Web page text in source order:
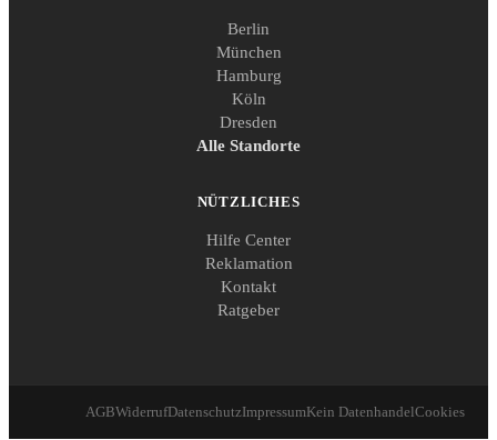
Berlin
München
Hamburg
Köln
Dresden
Alle Standorte
NÜTZLICHES
Hilfe Center
Reklamation
Kontakt
Ratgeber
AGBWiderrufDatenschutzImpressumKein DatenhandelCookies